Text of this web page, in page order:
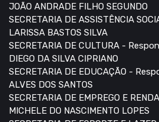
JOÃO ANDRADE FILHO SEGUNDO
SECRETARIA DE ASSISTÊNCIA
LARISSA BASTOS SILVA
SECRETARIA DE CULTURA -
DIEGO DA SILVA CIPRIANO
SECRETARIA DE EDUCAÇÃO -
ALVES DOS SANTOS
SECRETARIA DE EMPREGO E
MICHELE DO NASCIMENTO LOPES